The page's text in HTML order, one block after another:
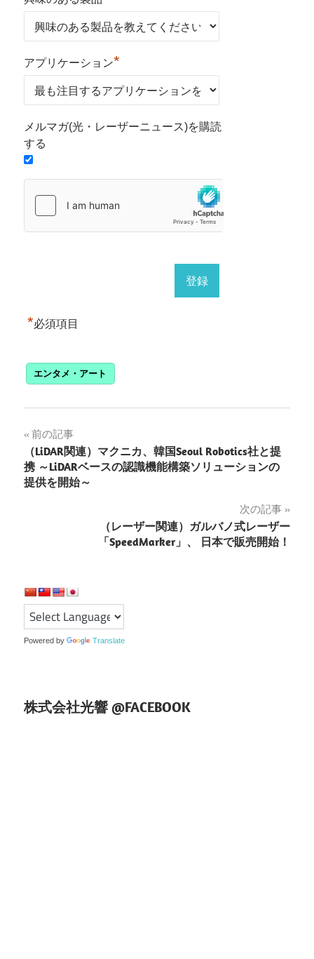
アプリケーション*
メルマガ(光・レーザーニュース)を購読
する
*必須項目
エンタメ・アート
投
稿
ナ
シ
ョ
前の記事
（LiDAR関連）マクニカ、韓国Seoul Robotics社と提
携 ～LiDARベースの認識機能構築ソリューションの
提供を開始～
次の記事
（レーザー関連）ガルバノ式レーザー
「SpeedMarker」、 日本で販売開始！
Powered by Translate
株式会社光響 @FACEBOOK